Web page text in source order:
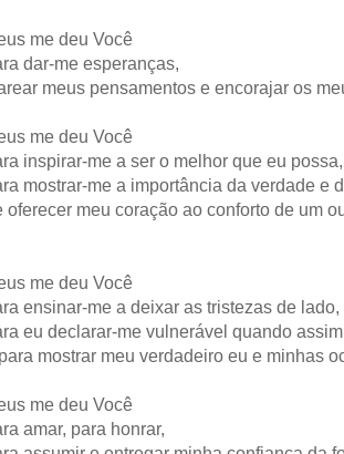
me deu Você
dar-me esperanças,
meus pensamentos e encorajar os
me deu Você
inspirar-me a ser o melhor que eu possa,
mostrar-me a importância da verdade e
oferecer meu coração ao conforto de um
me deu Você
ensinar-me a deixar as tristezas de lado,
eu declarar-me vulnerável quando
mostrar meu verdadeiro eu e minhas
me deu Você
amar, para honrar,